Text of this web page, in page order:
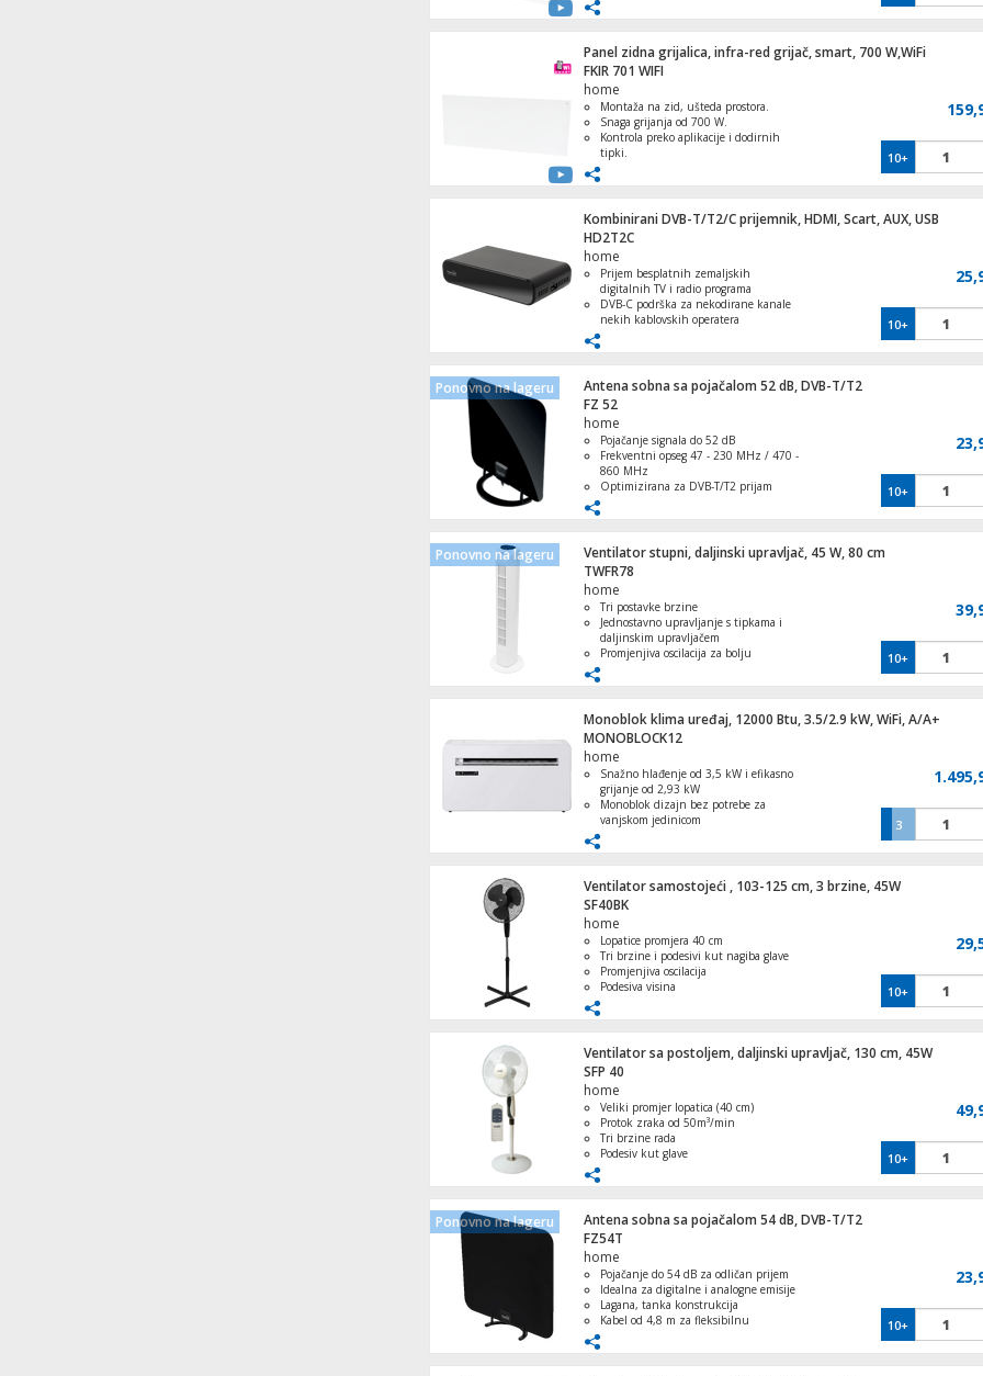
Kompatibilna s Android i iOS
uređajima
Panel zidna grijalica, infra-red grijač, smart, 700 W,WiFi
FKIR 701 WIFI
home
Montaža na zid, ušteda prostora.
Snaga grijanja od 700 W.
Kontrola preko aplikacije i dodirnih
tipki.
Tjedni timer, elektronički termostat,
detektor otvorenog prozora.
10+
Kombinirani DVB-T/T2/C prijemnik, HDMI, Scart, AUX, USB
HD2T2C
home
Prijem besplatnih zemaljskih
digitalnih TV i radio programa
DVB-C podrška za nekodirane kanale
nekih kablovskih operatera
reprodukcija multimedijalnih fajlova
HDMI, SCART i COAX izlazi za široku
kompatibilnost
Višejezični meni i jednostavan
interfejs
10+
Ponovno na lageru
Antena sobna sa pojačalom 52 dB, DVB-T/T2
FZ 52
home
Pojačanje signala do 52 dB
Frekventni opseg 47 - 230 MHz / 470 -
860 MHz
Optimizirana za DVB-T/T2 prijam
Kompaktna dimenzija od 230 x 210 x
10 mm
10+
Ponovno na lageru
Ventilator stupni, daljinski upravljač, 45 W, 80 cm
TWFR78
home
Tri postavke brzine
Jednostavno upravljanje s tipkama i
daljinskim upravljačem
Promjenjiva oscilacija za bolju
Kompaktan i lagan za jednostavno
premještanje
Moderan dizajn koji se uklapa u svaki
interijer
10+
Monoblok klima uređaj, 12000 Btu, 3.5/2.9 kW, WiFi, A/A+
MONOBLOCK12
home
Snažno hlađenje od 3,5 kW i efikasno
grijanje od 2,93 kW
Monoblok dizajn bez potrebe za
vanjskom jedinicom
aplikacije
Ugrađeni 1000 W PTC pomoćni grijač
za brzo zagrijavanje
Funkcija odvlaživanja za svježiji i
zdraviji zrak
3
Ventilator samostojeći , 103-125 cm, 3 brzine, 45W
SF40BK
home
Lopatice promjera 40 cm
Tri brzine i podesivi kut nagiba glave
Promjenjiva oscilacija
Podesiva visina
10+
Ventilator sa postoljem, daljinski upravljač, 130 cm, 45W
SFP 40
home
Veliki promjer lopatica (40 cm)
Protok zraka od 50m³/min
Tri brzine rada
Podesiv kut glave
10+
Ponovno na lageru
Antena sobna sa pojačalom 54 dB, DVB-T/T2
FZ54T
home
Pojačanje do 54 dB za odličan prijem
Idealna za digitalne i analogne emisije
Lagana, tanka konstrukcija
Kabel od 4,8 m za fleksibilnu
Moderna tehnologija, niskog šuma i
visoke osjetljivosti
10+
Micro SD kartica, 4GB, class 6
transparent
Kuhalo za vodu, zapremina 2.0 l, 1500 W
Multišalter 4 satelita na 16 utičnica